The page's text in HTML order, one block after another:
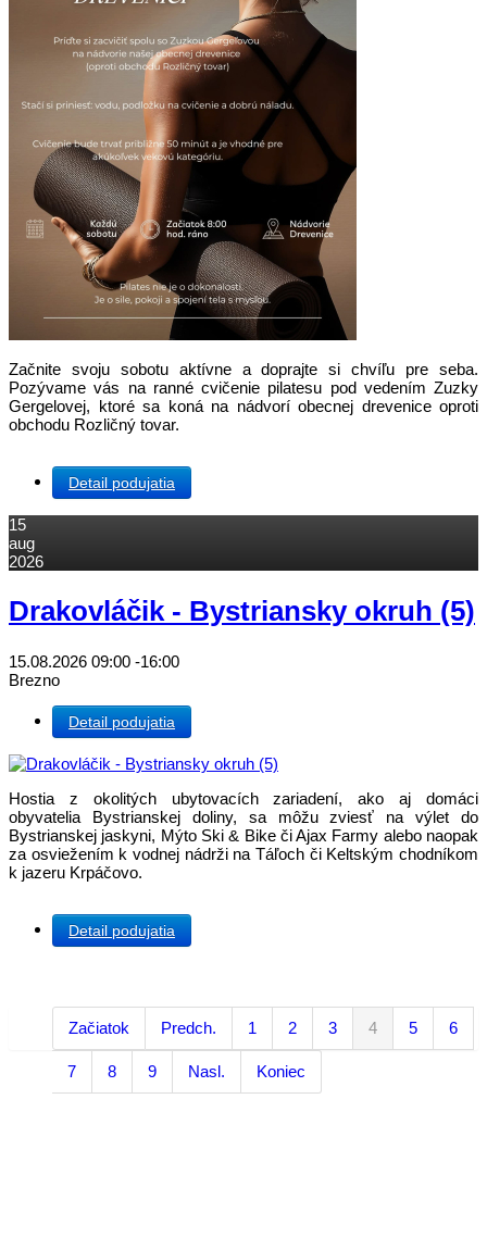
Začnite svoju sobotu aktívne a doprajte si chvíľu pre seba.
Pozývame vás na ranné cvičenie pilatesu pod vedením Zuzky
Gergelovej, ktoré sa koná na nádvorí obecnej drevenice oproti
obchodu Rozličný tovar.
Detail podujatia
15
aug
2026
Drakovláčik - Bystriansky okruh (5)
15.08.2026 09:00 -16:00
Brezno
Detail podujatia
Hostia z okolitých ubytovacích zariadení, ako aj domáci
obyvatelia Bystrianskej doliny, sa môžu zviesť na výlet do
Bystrianskej jaskyni, Mýto Ski & Bike či Ajax Farmy alebo naopak
za osviežením k vodnej nádrži na Táľoch či Keltským chodníkom
k jazeru Krpáčovo.
Detail podujatia
Začiatok Predch. 1 2 3 4 5 6
7 8 9 Nasl. Koniec